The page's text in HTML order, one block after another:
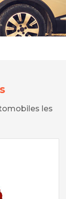
les